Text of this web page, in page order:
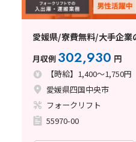
愛媛県/寮費無料/大手企業
月収例 302,930 円
【時給】1,400～1,750円
愛媛県四国中央市
フォークリフト
55970-00